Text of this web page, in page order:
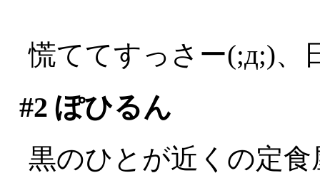
慌ててすっさー(;д;)、
#2 ぽひるん
黒のひとが近くの定